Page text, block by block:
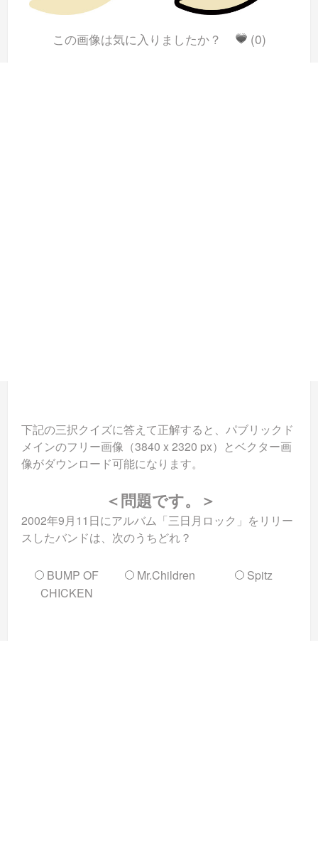
この画像は気に入りましたか？ (0)
下記の三択クイズに答えて正解すると、パブリックド
メインのフリー画像（3840 x 2320 px）とベクター画
像がダウンロード可能になります。
＜問題です。＞
2002年9月11日にアルバム「三日月ロック」をリリー
スしたバンドは、次のうちどれ？
BUMP OF
CHICKEN
Mr.Children Spitz